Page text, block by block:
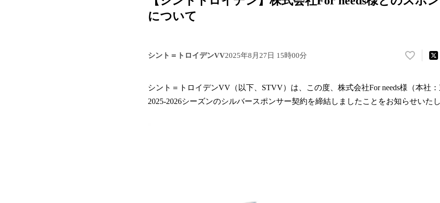
について
シント＝トロイデンVV2025年8月27日 15時00分
い
！
数
シント＝トロイデンVV（以下、STVV）は、この度、株式会社For needs様（本社
2025-2026シーズンのシルバースポンサー契約を締結しましたことをお知らせいたし